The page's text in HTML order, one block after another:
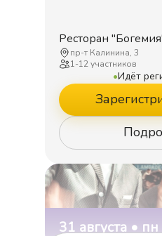
Ресторан
пр-т Калинина, 3
1-12участников
•Идёт
31 августа •